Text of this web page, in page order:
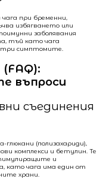
при бременни,
избягването или
заболявания
тъй като чага
симптомите.
въпроси
съединения
(полизахариди),
комплекси и бетулин. Те
и
като чага има един от
храни.